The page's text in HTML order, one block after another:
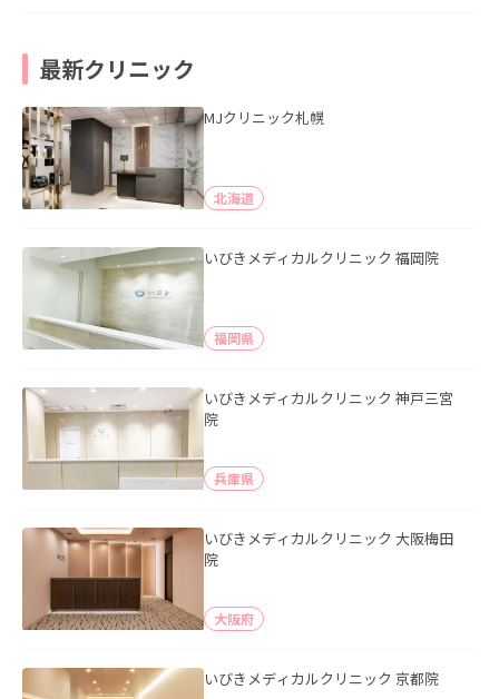
最新クリニック
MJクリニック札幌
北海道
いびきメディカルクリニック 福岡院
福岡県
いびきメディカルクリニック 神戸三宮
院
兵庫県
いびきメディカルクリニック 大阪梅田
院
大阪府
いびきメディカルクリニック 京都院